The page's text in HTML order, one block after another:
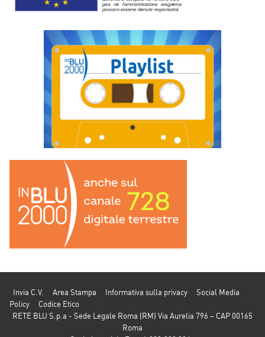
Invia C.V. Area Stampa Informativa sulla privacy
Social Media
Policy
Codice Etico
RETE BLU S.p.a - Sede Legale Roma (RM) Via Aurelia 796 – CAP 00165
Roma